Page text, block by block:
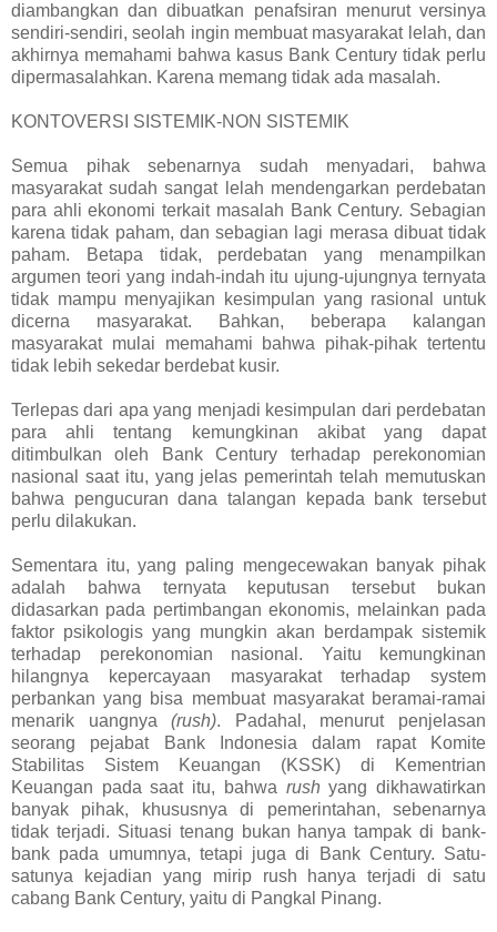
diambangkan dan dibuatkan penafsiran menurut versinya
sendiri-sendiri, seolah ingin membuat masyarakat lelah, dan
akhirnya memahami bahwa kasus Bank Century tidak perlu
dipermasalahkan. Karena memang tidak ada masalah.
KONTOVERSI SISTEMIK-NON SISTEMIK
Semua pihak sebenarnya sudah menyadari, bahwa
masyarakat sudah sangat lelah mendengarkan perdebatan
para ahli ekonomi terkait masalah Bank Century. Sebagian
karena tidak paham, dan sebagian lagi merasa dibuat tidak
paham. Betapa tidak, perdebatan yang menampilkan
argumen teori yang indah-indah itu ujung-ujungnya ternyata
tidak mampu menyajikan kesimpulan yang rasional untuk
dicerna masyarakat. Bahkan, beberapa kalangan
masyarakat mulai memahami bahwa pihak-pihak tertentu
tidak lebih sekedar berdebat kusir.
Terlepas dari apa yang menjadi kesimpulan dari perdebatan
para ahli tentang kemungkinan akibat yang dapat
ditimbulkan oleh Bank Century terhadap perekonomian
nasional saat itu, yang jelas pemerintah telah memutuskan
bahwa pengucuran dana talangan kepada bank tersebut
perlu dilakukan.
Sementara itu, yang paling mengecewakan banyak pihak
adalah bahwa ternyata keputusan tersebut bukan
didasarkan pada pertimbangan ekonomis, melainkan pada
faktor psikologis yang mungkin akan berdampak sistemik
terhadap perekonomian nasional. Yaitu kemungkinan
hilangnya kepercayaan masyarakat terhadap system
perbankan yang bisa membuat masyarakat beramai-ramai
menarik uangnya (rush). Padahal, menurut penjelasan
seorang pejabat Bank Indonesia dalam rapat Komite
Stabilitas Sistem Keuangan (KSSK) di Kementrian
Keuangan pada saat itu, bahwa rush yang dikhawatirkan
banyak pihak, khususnya di pemerintahan, sebenarnya
tidak terjadi. Situasi tenang bukan hanya tampak di bank-
bank pada umumnya, tetapi juga di Bank Century. Satu-
satunya kejadian yang mirip rush hanya terjadi di satu
cabang Bank Century, yaitu di Pangkal Pinang.